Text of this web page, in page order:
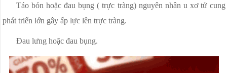
Táo bón hoặc đau bụng ( trực tràng) nguyên nhân u xơ tử cung
phát triển lớn gây ấp lực lên trực tràng.
Đau lưng hoặc đau bụng.